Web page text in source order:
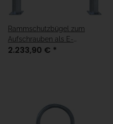
Rammschutzbügel zum
Aufschrauben als E-
Ladesäulen verzinkt mit
2.233,90 € *